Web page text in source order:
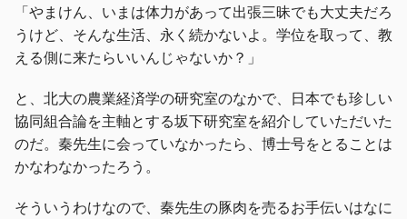
「やまけん、いまは体力があって出張三昧でも大丈夫だろ
うけど、そんな生活、永く続かないよ。学位を取って、教
える側に来たらいいんじゃないか？」
と、北大の農業経済学の研究室のなかで、日本でも珍しい
協同組合論を主軸とする坂下研究室を紹介していただいた
のだ。秦先生に会っていなかったら、博士号をとることは
かなわなかったろう。
そういうわけなので、秦先生の豚肉を売るお手伝いはなに